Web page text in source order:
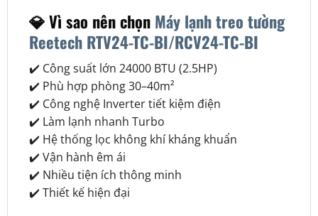
💎 Vì sao nên chọn Máy lạnh treo tường
Reetech RTV24-TC-BI/RCV24-TC-BI
✔️ Công suất lớn 24000 BTU (2.5HP)
✔️ Phù hợp phòng 30–40m²
✔️ Công nghệ Inverter tiết kiệm điện
✔️ Làm lạnh nhanh Turbo
✔️ Hệ thống lọc không khí kháng khuẩn
✔️ Vận hành êm ái
✔️ Nhiều tiện ích thông minh
✔️ Thiết kế hiện đại